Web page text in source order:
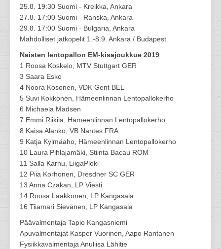
25.8. 19:30 Suomi - Kreikka, Ankara
27.8. 17:00 Suomi - Ranska, Ankara
29.8. 17:00 Suomi - Bulgaria, Ankara
Mahdolliset jatkopelit 1.-8.9. Ankara / Budapest
Naisten lentopallon EM-kisajoukkue 2019
1 Roosa Koskelo, MTV Stuttgart GER
3 Saara Esko
4 Noora Kosonen, VDK Gent BEL
5 Suvi Kokkonen, Hämeenlinnan Lentopallokerho
6 Michaela Madsen
7 Emmi Riikilä, Hämeenlinnan Lentopallokerho
8 Kaisa Alanko, VB Nantes FRA
9 Katja Kylmäaho, Hämeenlinnan Lentopallokerho
10 Laura Pihlajamäki, Stiinta Bacau ROM
11 Salla Karhu, LiigaPloki
12 Piia Korhonen, Dresdner SC GER
13 Anna Czakan, LP Viesti
14 Roosa Laakkonen, LP Kangasala
16 Tiiamari Sievänen, LP Kangasala
Päävalmentaja Tapio Kangasniemi
Apuvalmentajat Kasper Vuorinen, Aapo Rantanen
Fysiikkavalmentaja Anuliisa Lähitie